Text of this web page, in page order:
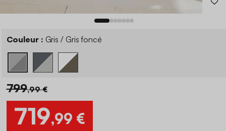
Couleur : Gris / Gris foncé
799,99 €
719,99 €